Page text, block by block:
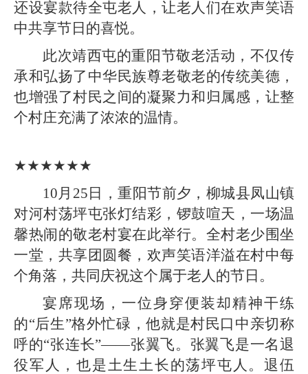
还设宴款待全屯老人，让老人们在欢声笑语
中共享节日的喜悦。
此次靖西屯的重阳节敬老活动，不仅传
承和弘扬了中华民族尊老敬老的传统美德，
也增强了村民之间的凝聚力和归属感，让整
个村庄充满了浓浓的温情。
★★★★★★
10月25日，重阳节前夕，柳城县凤山镇
对河村荡坪屯张灯结彩，锣鼓喧天，一场温
馨热闹的敬老村宴在此举行。全村老少围坐
一堂，共享团圆餐，欢声笑语洋溢在村中每
个角落，共同庆祝这个属于老人的节日。
宴席现场，一位身穿便装却精神干练
的“后生”格外忙碌，他就是村民口中亲切称
呼的“张连长”——张翼飞。张翼飞是一名退
役军人，也是土生土长的荡坪屯人。退伍